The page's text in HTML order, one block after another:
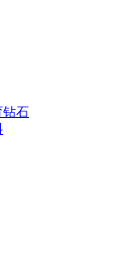
钻石